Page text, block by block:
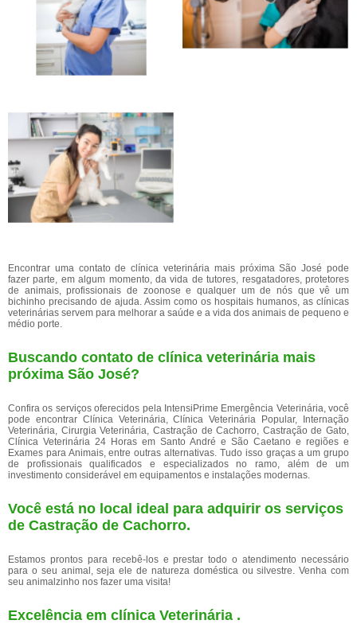
Encontrar uma contato de clínica veterinária mais próxima São José pode
fazer parte, em algum momento, da vida de tutores, resgatadores, protetores
de animais, profissionais de zoonose e qualquer um de nós que vê um
bichinho precisando de ajuda. Assim como os hospitais humanos, as clínicas
veterinárias servem para melhorar a saúde e a vida dos animais de pequeno e
médio porte.
Buscando contato de clínica veterinária mais
próxima São José?
Confira os serviços oferecidos pela IntensiPrime Emergência Veterinária, você
pode encontrar Clínica Veterinária, Clínica Veterinária Popular, Internação
Veterinária, Cirurgia Veterinária, Castração de Cachorro, Castração de Gato,
Clínica Veterinária 24 Horas em Santo André e São Caetano e regiões e
Exames para Animais, entre outras alternativas. Tudo isso graças a um grupo
de profissionais qualificados e especializados no ramo, além de um
investimento considerável em equipamentos e instalações modernas.
Você está no local ideal para adquirir os serviços
de Castração de Cachorro.
Estamos prontos para recebê-los e prestar todo o atendimento necessário
para o seu animal, seja ele de natureza doméstica ou silvestre. Venha com
seu animalzinho nos fazer uma visita!
Excelência em clínica Veterinária .